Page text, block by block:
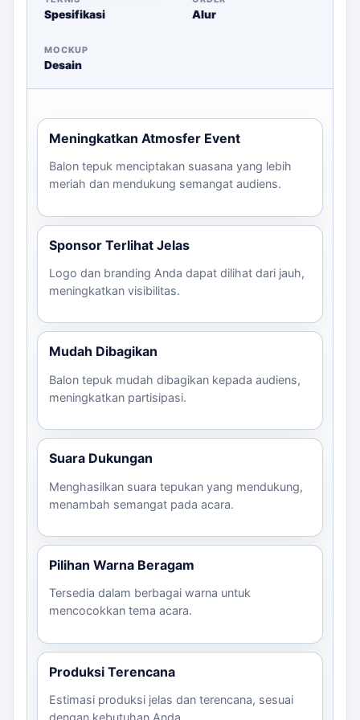
Spesifikasi Alur
MOCKUP
Desain
Meningkatkan Atmosfer Event
Balon tepuk menciptakan suasana yang lebih
meriah dan mendukung semangat audiens.
Sponsor Terlihat Jelas
Logo dan branding Anda dapat dilihat dari jauh,
meningkatkan visibilitas.
Mudah Dibagikan
Balon tepuk mudah dibagikan kepada audiens,
meningkatkan partisipasi.
Suara Dukungan
Menghasilkan suara tepukan yang mendukung,
menambah semangat pada acara.
Pilihan Warna Beragam
Tersedia dalam berbagai warna untuk
mencocokkan tema acara.
Produksi Terencana
Estimasi produksi jelas dan terencana, sesuai